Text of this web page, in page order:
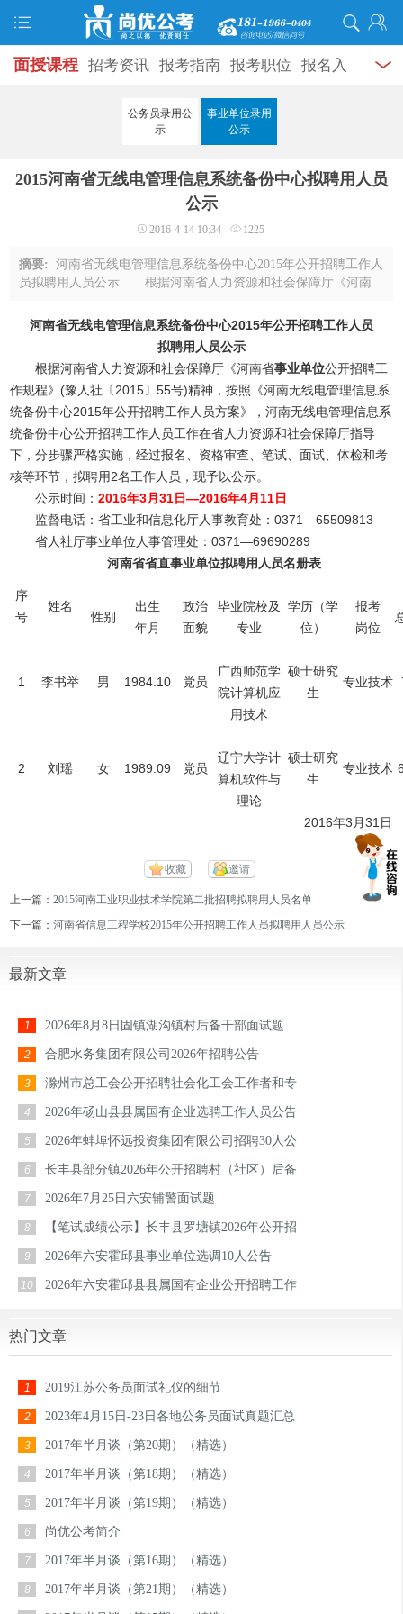
面授课程 招考资讯 报考指南 报考职位 报名入
成绩查询 面试公告 录用公示
模拟试题 历年真题
政热点 视频课堂 学员风采 名师团队 考试专题
公务员录用公
示
事业单位录用
公示
2015河南省无线电管理信息系统备份中心拟聘用人员
公示
2016-4-14 10:34 1225
摘要:河南省无线电管理信息系统备份中心2015年公开招聘工作人
员拟聘用人员公示 根据河南省人力资源和社会保障厅《河南
《河南无线电管理信息系统备份中心20 ...
河南省无线电管理信息系统备份中心2015年公开招聘工作人员
拟聘用人员公示
根据河南省人力资源和社会保障厅《河南省事业单位公开招聘工
作规程》(豫人社〔2015〕55号)精神，按照《河南无线电管理信息系
统备份中心2015年公开招聘工作人员方案》，河南无线电管理信息系
统备份中心公开招聘工作人员工作在省人力资源和社会保障厅指导
下，分步骤严格实施，经过报名、资格审查、笔试、面试、体检和考
核等环节，拟聘用2名工作人员，现予以公示。
公示时间：2016年3月31日—2016年4月11日
监督电话：省工业和信息化厅人事教育处：0371—65509813
省人社厅事业单位人事管理处：0371—69690289
河南省省直事业单位拟聘用人员名册表
序
号
姓名
性别
出生
年月
政治
面貌
毕业院校及
专业
学历（学
位）
报考
岗位
1 李书举 男 1984.10 党员
广西师范学
院计算机应
用技术
硕士研究
生
专业技术
2 刘瑶 女 1989.09 党员
辽宁大学计
算机软件与
理论
硕士研究
生
专业技术
2016年3月31日
收藏 邀请
上一篇：2015河南工业职业技术学院第二批招聘拟聘用人员名单
下一篇：河南省信息工程学校2015年公开招聘工作人员拟聘用人员公示
最新文章
1 2026年8月8日固镇湖沟镇村后备干部面试题
2 合肥水务集团有限公司2026年招聘公告
3 滁州市总工会公开招聘社会化工会工作者和专
4 2026年砀山县县属国有企业选聘工作人员公告
5 2026年蚌埠怀远投资集团有限公司招聘30人公
6 长丰县部分镇2026年公开招聘村（社区）后备
7 2026年7月25日六安辅警面试题
8 【笔试成绩公示】长丰县罗塘镇2026年公开招
9 2026年六安霍邱县事业单位选调10人公告
10 2026年六安霍邱县县属国有企业公开招聘工作
热门文章
1 2019江苏公务员面试礼仪的细节
2 2023年4月15日-23日各地公务员面试真题汇总
3 2017年半月谈（第20期）（精选）
4 2017年半月谈（第18期）（精选）
5 2017年半月谈（第19期）（精选）
6 尚优公考简介
7 2017年半月谈（第16期）（精选）
8 2017年半月谈（第21期）（精选）